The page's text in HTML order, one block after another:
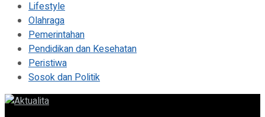
Lifestyle
Olahraga
Pemerintahan
Pendidikan dan Kesehatan
Peristiwa
Sosok dan Politik